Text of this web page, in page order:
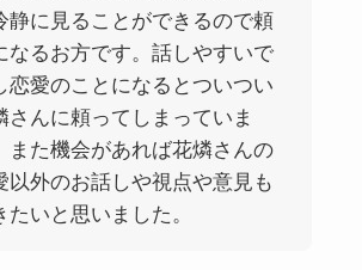
静に見ることができるので頼
なるお方です。話しやすいで
恋愛のことになるとついつい
さんに頼ってしまっていま
また機会があれば花燐さんの
以外のお話しや視点や意見も
たいと思いました。